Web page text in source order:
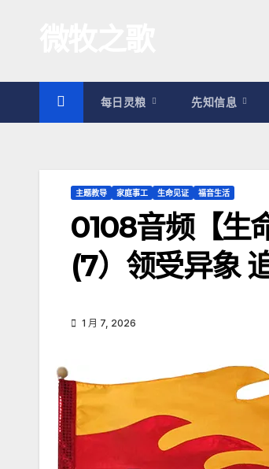
容
每日灵粮 先知信息
主题教导 家庭事工 生命见证 福音生活
0108音频【生
(7）领受异象
1 月 7, 2026